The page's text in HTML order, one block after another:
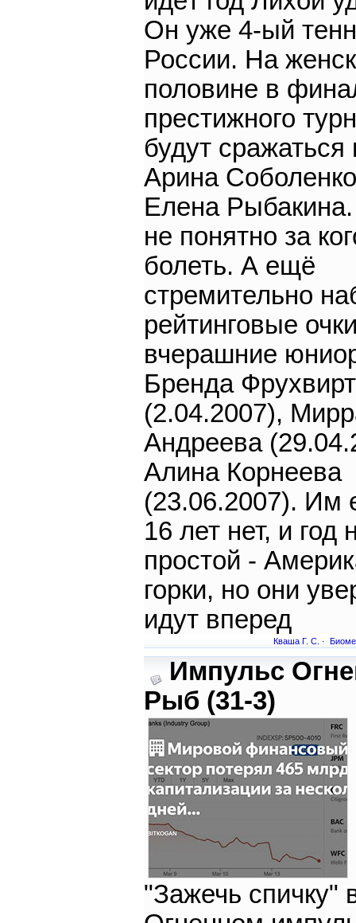
Он уже 4-ый
России. На
половине в
престижного
будут
Арина
Елена
не понятно за
болеть. А ещё
стремительно
рейтинговые
вчерашние
Бренда
(2.04.2007),
Андреева
Алина Корнеева
(23.06.2007). Им
16 лет нет, и год
простой -
горки, но они
идут вперед
Кваша Г. С. ·
Импульс
Рыб (31-3)
"Зажечь спичку"